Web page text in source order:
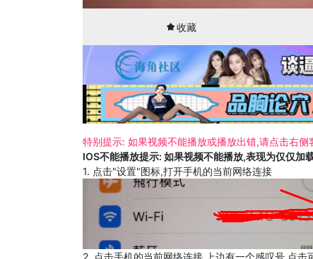
收藏
特别提示: 如果视频不能播放或播放出错,请点击右侧
IOS不能播放提示: 如果视频不能播放,表现为仅仅
1. 点击"设置"图标,打开手机的当前网络连接